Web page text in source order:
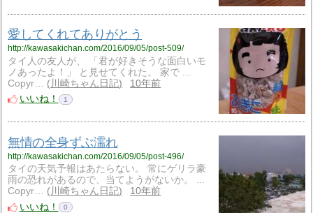
愛してくれてありがとう
http://kawasakichan.com/2016/09/05/post-509/
タイ人の友人が、 「君が好きそうな面白いモ
ノあったよ！」 と見せてくれた。 家で ...
Copyr…
川崎ちゃん日記
10年前
いいね！
1
無情の全身ずぶ濡れ
http://kawasakichan.com/2016/09/05/post-496/
タイの天気予報はあたらない。 常にゲリラ豪
雨の恐れがあるので、当てようがないか。 ...
Copyr…
川崎ちゃん日記
10年前
いいね！
0